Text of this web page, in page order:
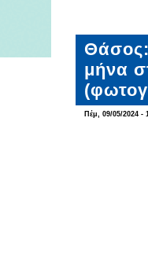
μήνα
Πέμ, 09/05/2024 -